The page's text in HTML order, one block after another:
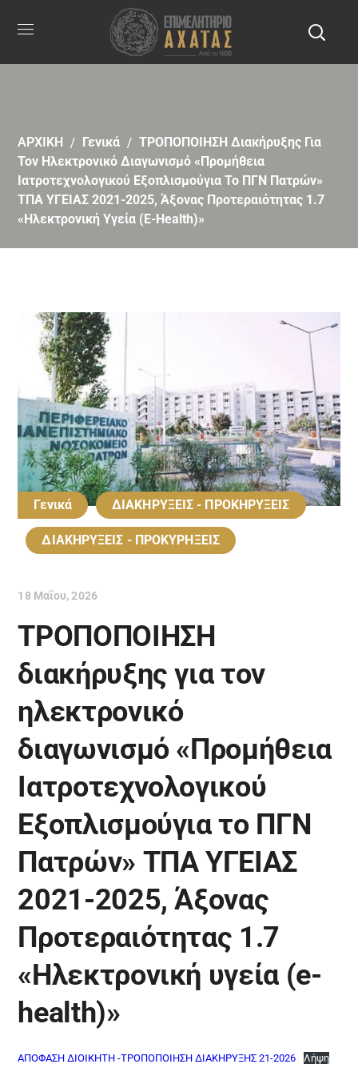
ΑΡΧΙΚΗ Γενικά
ΤΡΟΠΟΠΟΙΗΣΗ Διακήρυξης Για
Τον Ηλεκτρονικό Διαγωνισμό «Προμήθεια
Ιατροτεχνολογικού Εξοπλισμούγια Το ΠΓΝ Πατρών»
ΤΠΑ ΥΓΕΙΑΣ 2021-2025, Άξονας Προτεραιότητας 1.7
«Ηλεκτρονική Υγεία (e-Health)»
Γενικά ΔΙΑΚΗΡΥΞΕΙΣ - ΠΡΟΚΗΡΥΞΕΙΣ
ΔΙΑΚΗΡΥΞΕΙΣ - ΠΡΟΚΥΡΗΞΕΙΣ
18 Μαΐου, 2026
ΤΡΟΠΟΠΟΙΗΣΗ
διακήρυξης για τον
ηλεκτρονικό
διαγωνισμό «Προμήθεια
Ιατροτεχνολογικού
Εξοπλισμούγια το ΠΓΝ
Πατρών» ΤΠΑ ΥΓΕΙΑΣ
2021-2025, Άξονας
Προτεραιότητας 1.7
«Ηλεκτρονική υγεία (e-
health)»
ΑΠΟΦΑΣΗ ΔΙΟΙΚΗΤΗ -ΤΡΟΠΟΠΟΙΗΣΗ ΔΙΑΚΗΡΥΞΗΣ 21-2026 Λήψη